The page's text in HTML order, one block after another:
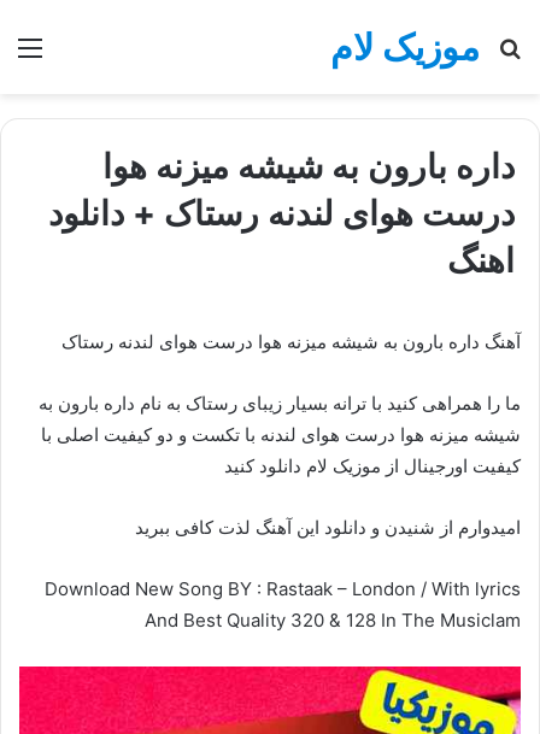
موزیک لام
جستجو
داره بارون به شیشه میزنه هوا
درست هوای لندنه رستاک + دانلود
اهنگ
آهنگ داره بارون به شیشه میزنه هوا درست هوای لندنه رستاک
ما را همراهی کنید با ترانه بسیار زیبای رستاک به نام داره بارون به
شیشه میزنه هوا درست هوای لندنه با تکست و دو کیفیت اصلی با
کیفیت اورجینال از موزیک لام دانلود کنید
امیدوارم از شنیدن و دانلود این آهنگ لذت کافی ببرید
Download New Song BY : Rastaak – London / With lyrics
And Best Quality 320 & 128 In The Musiclam